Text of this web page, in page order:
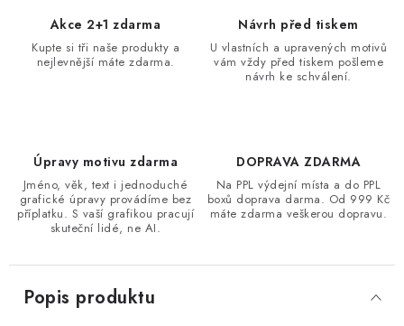
Akce 2+1 zdarma
Kupte si tři naše produkty a
nejlevnější máte zdarma.
Návrh před tiskem
U vlastních a upravených motivů
vám vždy před tiskem pošleme
návrh ke schválení.
Úpravy motivu zdarma
Jméno, věk, text i jednoduché
grafické úpravy provádíme bez
příplatku. S vaší grafikou pracují
skuteční lidé, ne AI.
DOPRAVA ZDARMA
Na PPL výdejní místa a do PPL
boxů doprava darma. Od 999 Kč
máte zdarma veškerou dopravu.
Popis produktu